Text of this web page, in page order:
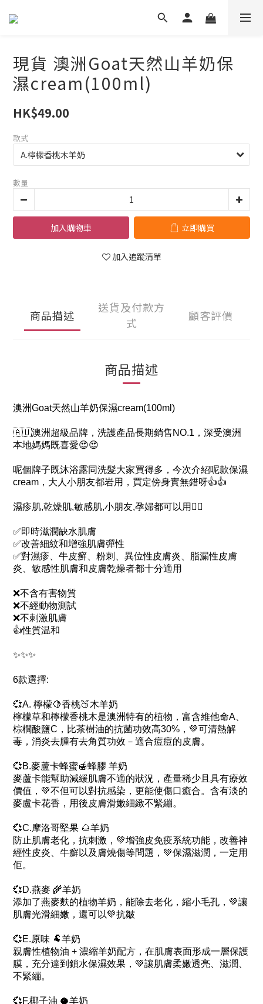
現貨 澳洲Goat天然山羊奶保
濕cream(100ml)
HK$49.00
款式
數量
加入購物車 立即購買
加入追蹤清單
商品描述
送貨及付款方
式
顧客評價
商品描述
澳洲Goat天然山羊奶保濕cream(100ml)
🇦🇺澳洲超級品牌，洗護產品長期銷售NO.1，深受澳洲
本地媽媽既喜愛😍😍
呢個牌子既沐浴露同洗髮大家買得多，今次介紹呢款保濕
cream，大人小朋友都岩用，買定傍身實無錯呀👍👍
濕疹肌,乾燥肌,敏感肌,小朋友,孕婦都可以用🙋‍♀️
✅即時滋潤缺水肌膚
✅改善細紋和增強肌膚彈性
✅對濕疹、牛皮癬、粉刺、異位性皮膚炎、脂漏性皮膚
炎、敏感性肌膚和皮膚乾燥者都十分適用
❌不含有害物質
❌不經動物測試
❌不剌激肌膚
👍性質温和
✨✨✨
6款選擇:
💞A. 檸檬🍋香桃🍑木羊奶
檸檬草和檸檬香桃木是澳洲特有的植物，富含維他命A、
棕櫚酸鹽C，比茶樹油的抗菌功效高30%，💚可清熱解
毒，消炎去腫有去角質功效－適合痘痘的皮膚。
💞B.麥蘆卡蜂蜜🍯蜂膠 羊奶
麥蘆卡能幫助減緩肌膚不適的狀況，產量稀少且具有療效
價值，💚不但可以對抗感染，更能使傷口癒合。含有淡的
麥盧卡花香，用後皮膚滑嫩細緻不緊繃。
💞C.摩洛哥堅果 🌰羊奶
防止肌膚老化，抗刺激，💚增強皮免疫系統功能，改善神
經性皮炎、牛癬以及膚燒傷等問題，💚保濕滋潤，一定用
佢。
💞D.燕麥 🌾羊奶
添加了燕麥麩的植物羊奶，能除去老化，縮小毛孔，💚讓
肌膚光滑細嫩，還可以💚抗皺
💞E.原味 🐏羊奶
親膚性植物油 + 濃縮羊奶配方，在肌膚表面形成一層保護
膜，充分達到鎖水保濕效果，💚讓肌膚柔嫩透亮、滋潤、
不緊繃。
💞F.椰子油 🥥羊奶